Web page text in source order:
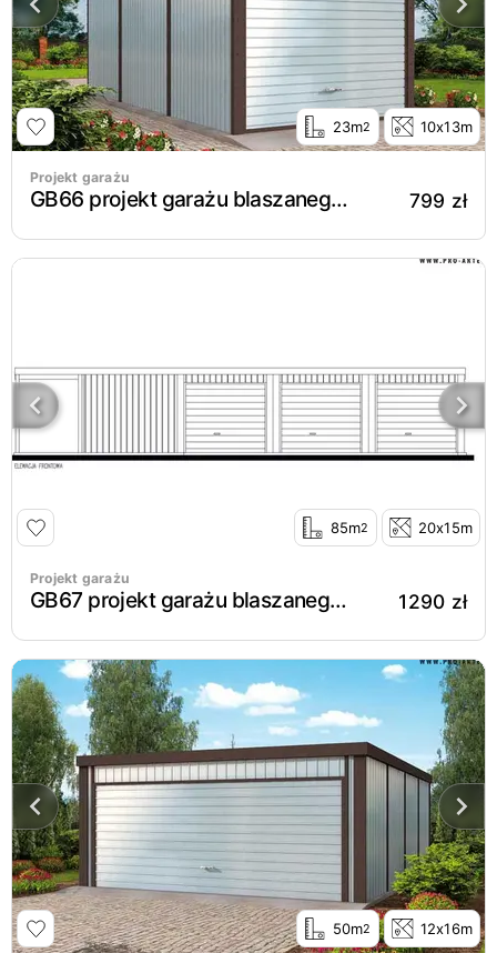
23m2 10x13m
Projekt garażu
GB66 projekt garażu blaszanego jednostanowiskowego 799 zł
85m2 20x15m
Projekt garażu
GB67 projekt garażu blaszanego trzystanowiskowego z wiatą 1290 zł
50m2 12x16m